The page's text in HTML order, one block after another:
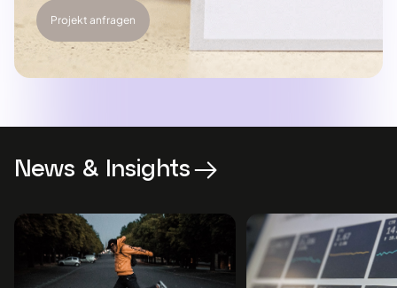
Projekt anfragen
News & Insights